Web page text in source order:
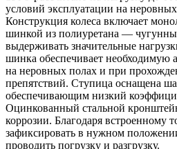
условий эксплуатации на
Конструкция колеса включает
шинкой из полиуретана —
выдерживать значительные
шинка обеспечивает необходимую
на неровных полах и при
препятствий. Ступица оснащена
обеспечивающим низкий
Оцинкованный стальной
коррозии. Благодаря встроенному
зафиксировать в нужном
проводить погрузку и разгрузку.